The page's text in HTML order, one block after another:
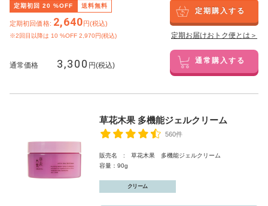
定期初回 20 %OFF 送料無料
定期初回価格: 2,640円(税込)
※2回目以降は 10 %OFF 2,970円(税込)
定期購入する
定期お届けおトク便とは＞
通常価格 3,300 円(税込) 通常購入する
草花木果 多機能ジェルクリーム
560件
販売名 : 草花木果 多機能ジェルクリーム
容量：90g
クリーム